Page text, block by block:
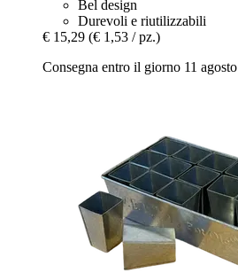
Bel design
Durevoli e riutilizzabili
€ 15,29 (€ 1,53 / pz.)
Consegna entro il giorno 11 agosto